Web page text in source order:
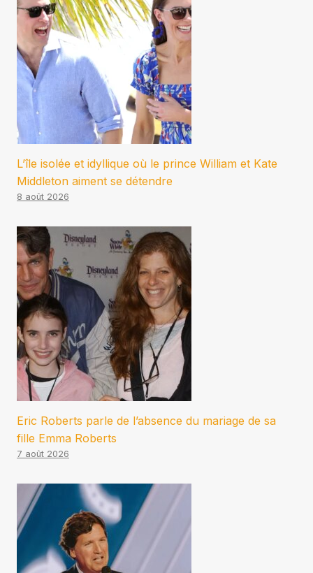
L’île isolée et idyllique où le prince William et Kate
Middleton aiment se détendre
8 août 2026
Eric Roberts parle de l’absence du mariage de sa
fille Emma Roberts
7 août 2026